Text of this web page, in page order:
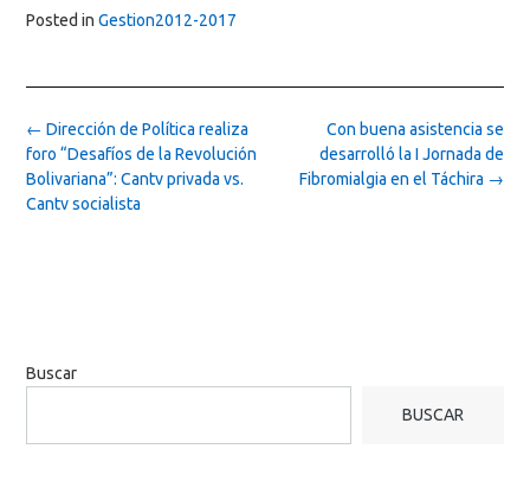
Posted in Gestion2012-2017
Post
navigation
Con buena asistencia se
desarrolló la I Jornada de
Fibromialgia en el Táchira →
← Dirección de Política realiza
foro “Desafíos de la Revolución
Bolivariana”: Cantv privada vs.
Cantv socialista
Buscar
BUSCAR